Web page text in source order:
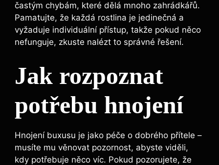
častým chybám, které dělá mnoho zahrádkářů.⁢
Pamatujte, že každá rostlina je jedinečná a
⁢vyžaduje ‌individuální přístup, takže pokud ​něco
nefunguje, zkuste nalézt to⁢ správné řešení.
Jak rozpoznat
⁣potřebu hnojení
Hnojení buxusu je jako péče o‌ dobrého‍ přítele –
musíte mu věnovat pozornost, abyste viděli,
kdy potřebuje něco⁤ víc. ‍Pokud pozorujete,‍ že‌